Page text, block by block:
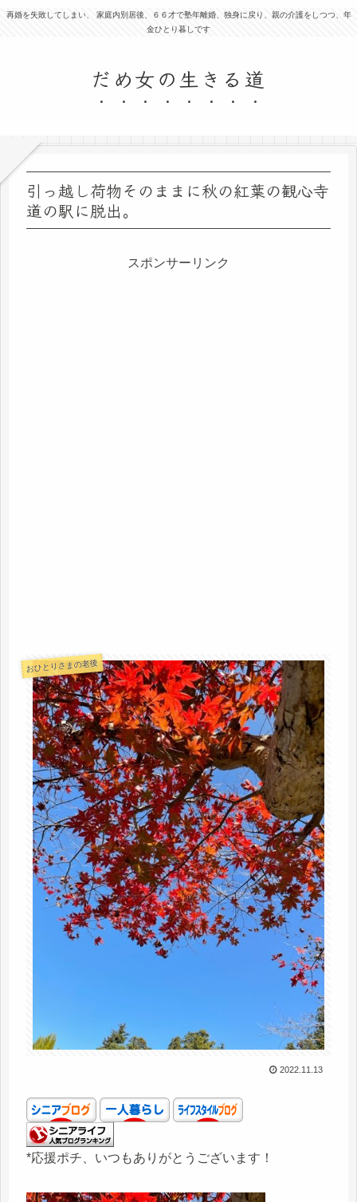
再婚を失敗してしまい、 家庭内別居後、６６才で塾年離婚、独身に戻り、親の介護をしつつ、年
金ひとり暮しです
だめ女の生きる道
引っ越し荷物そのままに秋の紅葉の観心寺
道の駅に脱出。
スポンサーリンク
おひとりさまの老後
2022.11.13
*応援ポチ、いつもありがとうございます！